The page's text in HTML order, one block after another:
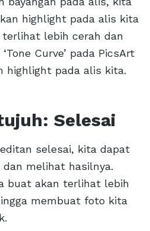
highlight pada alis kita
lebih cerah dan
Curve’ pada PicsArt
highlight pada alis kita.
Selesai
selesai, kita dapat
melihat hasilnya.
buat akan terlihat lebih
membuat foto kita